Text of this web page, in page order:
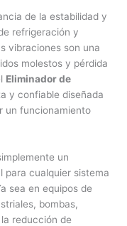
de la estabilidad y
refrigeración y
vibraciones son una
molestos y pérdida
Eliminador de
y confiable diseñada
un funcionamiento
un
para cualquier sistema
sea en equipos de
bombas,
reducción de